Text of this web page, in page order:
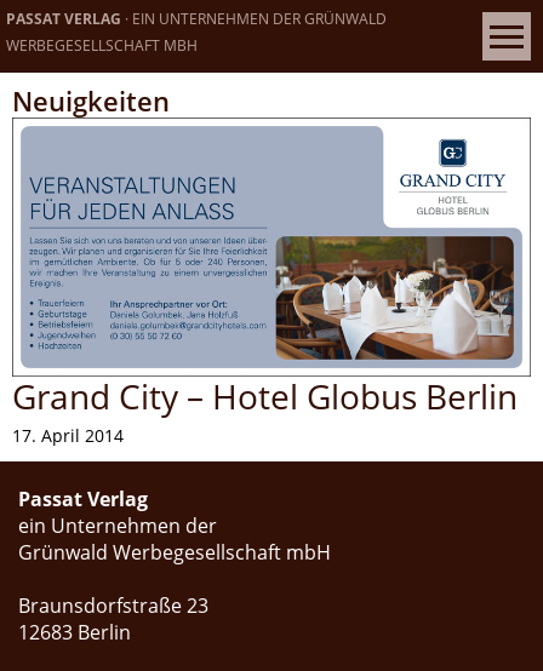
PASSAT VERLAG · EIN UNTERNEHMEN DER GRÜNWALD
WERBEGESELLSCHAFT MBH
Neuigkeiten
Grand City – Hotel Globus Berlin
17. April 2014
Passat Verlag
ein Unternehmen der
Grünwald Werbegesellschaft mbH
Braunsdorfstraße 23
12683 Berlin